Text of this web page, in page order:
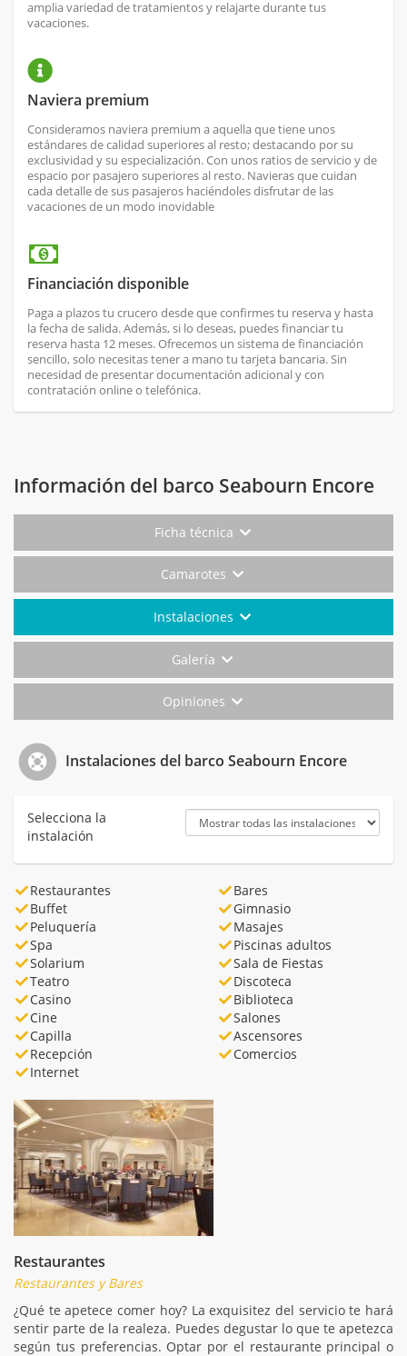
amplia variedad de tratamientos y relajarte durante tus
vacaciones.
Naviera premium
Consideramos naviera premium a aquella que tiene unos
estándares de calidad superiores al resto; destacando por su
exclusividad y su especialización. Con unos ratios de servicio y de
espacio por pasajero superiores al resto. Navieras que cuidan
cada detalle de sus pasajeros haciéndoles disfrutar de las
vacaciones de un modo inovidable
Financiación disponible
Paga a plazos tu crucero desde que confirmes tu reserva y hasta
la fecha de salida. Además, si lo deseas, puedes financiar tu
reserva hasta 12 meses. Ofrecemos un sistema de financiación
sencillo, solo necesitas tener a mano tu tarjeta bancaria. Sin
necesidad de presentar documentación adicional y con
contratación online o telefónica.
Información del barco Seabourn Encore
Ficha técnica
Camarotes
Instalaciones
Galería
Opiniones
Instalaciones del barco Seabourn Encore
Selecciona la
instalación
Restaurantes
Bares
Buffet
Gimnasio
Peluquería
Masajes
Spa
Piscinas adultos
Solarium
Sala de Fiestas
Teatro
Discoteca
Casino
Biblioteca
Cine
Salones
Capilla
Ascensores
Recepción
Comercios
Internet
Restaurantes
Restaurantes y Bares
¿Qué te apetece comer hoy? La exquisitez del servicio te hará
sentir parte de la realeza. Puedes degustar lo que te apetezca
según tus preferencias. Optar por el restaurante principal o